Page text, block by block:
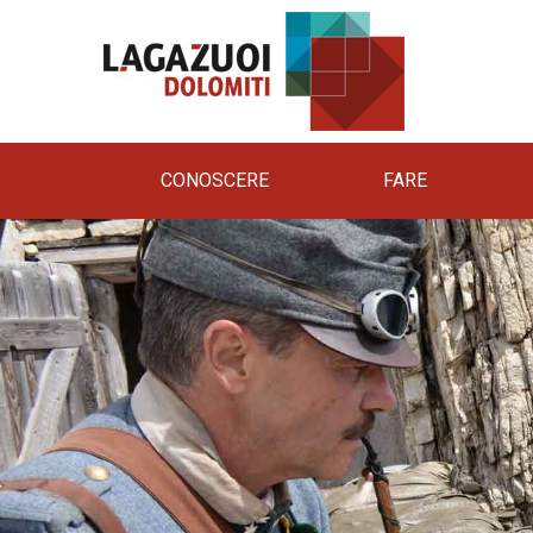
CONOSCERE FARE